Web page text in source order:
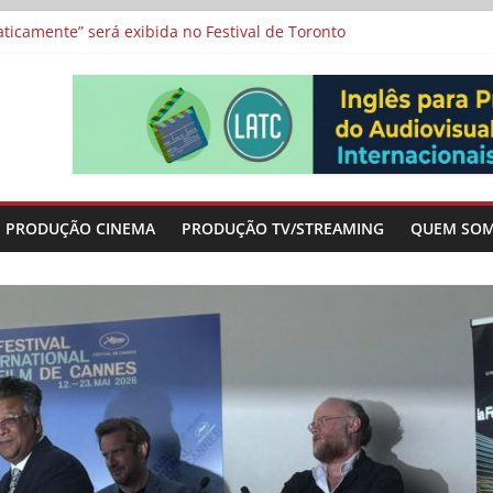
“Os Feiticeiros Inocentes” e filme-tributo de Wajda a
será exibida no Festival de Toronto
e divide prêmio principal entre “Manas” e “O Agente Secreto”
metragens sobre envelhecimento criados a partir de histórias
PRODUÇÃO CINEMA PRODUÇÃO TV/STREAMING QUEM